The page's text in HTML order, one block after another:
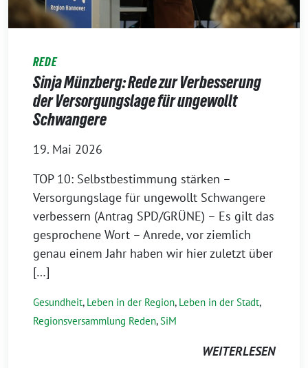
REDE
Sinja Münzberg: Rede zur Verbesserung
der Versorgungslage für ungewollt
Schwangere
19. Mai 2026
TOP 10: Selbstbestimmung stärken –
Versorgungslage für ungewollt Schwangere
verbessern (Antrag SPD/GRÜNE) – Es gilt das
gesprochene Wort – Anrede, vor ziemlich
genau einem Jahr haben wir hier zuletzt über
[…]
Gesundheit, Leben in der Region, Leben in der Stadt,
Regionsversammlung Reden,SiM
WEITERLESEN